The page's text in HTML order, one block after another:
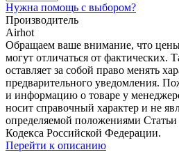
Нужна помощь с выбором?
Производитель
Airhot
Обращаем ваше внимание, что
могут отличаться от фактических.
оставляет за собой право менять
предварительного уведомления.
и информацию о товаре у
носит справочный характер и не
определяемой положениями Статьи
Кодекса Российской Федерации.
Перейти к описанию